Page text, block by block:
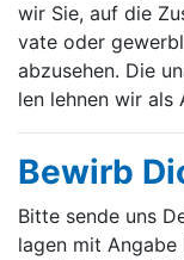
wir Sie, auf die
va­te oder
ab­zu­se­hen. Die
len leh­nen wir als
Be­wirb
Bit­te sen­de uns
la­gen mit